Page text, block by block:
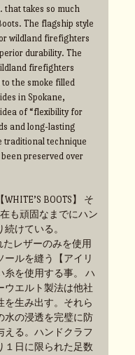
that takes so much
The flagship style
wildland firefighters
durability. The
firefighters
the smoke filled
in Spokane,
of “flexibility for
and long-lasting
traditional technique
preserved over
BOOTS】 そ
も頑固なまでにハン
けている。
たレザーのみを使用
ールを縫う【アイリ
糸を使用する事。 ハ
ウエルト製法は他社
を生み出す。それら
水の浸透を完璧に防
える。ハンドクラフ
１日に限られた足数